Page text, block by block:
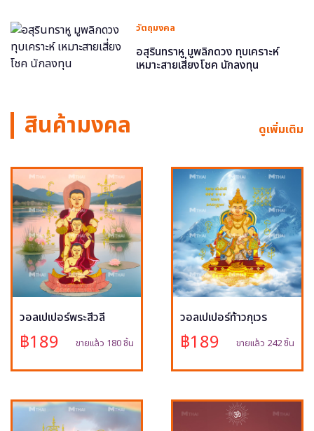
วัตถุมงคล
อสุรินทราหู มูพลิกดวง ทุบเคราะห์
เหมาะสายเสี่ยงโชค นักลงทุน
สินค้ามงคล ดูเพิ่มเติม
วอลเปเปอร์พระสีวลี
฿189 ขายแล้ว 180 ชิ้น
วอลเปเปอร์ท้าวกุเวร
฿189 ขายแล้ว 242 ชิ้น